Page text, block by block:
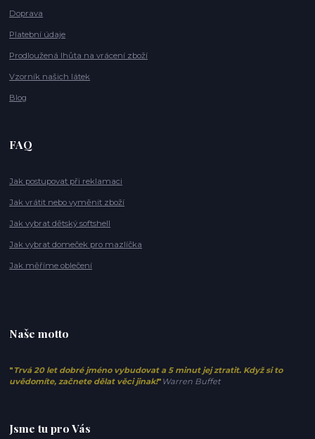
Doprava
Platební údaje
Prodloužená lhůta na vrácení zboží
Vzorník našich látek
Blog
FAQ
Jak postupovat při reklamaci
Jak vrátit nebo vyměnit zboží
Jak vybrat dětský softshell
Jak vybrat domeček pro mazlíčka
Jak měříme oblečení
Naše motto
" Trvá 20 let dobré jméno vybudovat a 5 minut jej ztratit. Když si to
uvědomíte, začnete dělat věci jinak!" Warren Buffet
Jsme tu pro Vás